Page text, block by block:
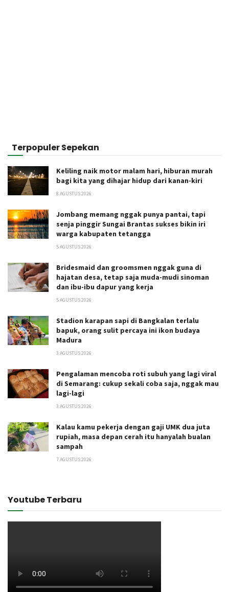
Terpopuler Sepekan
Keliling naik motor malam hari, hiburan murah
bagi kita yang dihajar hidup dari kanan-kiri
8 AGUSTUS 2026
Jombang memang nggak punya pantai, tapi
senja pinggir Sungai Brantas sukses bikin iri
warga kabupaten tetangga
5 AGUSTUS 2026
Bridesmaid dan groomsmen nggak guna di
hajatan desa, tetap saja muda-mudi sinoman
dan ibu-ibu dapur yang kerja
5 AGUSTUS 2026
Stadion karapan sapi di Bangkalan terlalu
bapuk, orang sulit percaya ini ikon budaya
Madura
3 AGUSTUS 2026
Pengalaman mencoba roti subuh yang lagi viral
di Semarang: cukup sekali coba saja, nggak mau
lagi-lagi
3 AGUSTUS 2026
Kalau kamu pekerja dengan gaji UMK dua juta
rupiah, masa depan cerah itu hanyalah bualan
sampah
7 AGUSTUS 2026
Youtube Terbaru